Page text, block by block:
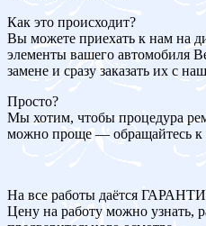
Как это происходит?
Вы можете приехать к нам на
элементы вашего автомобиля
замене и сразу заказать их с
Просто?
Мы хотим, чтобы процедура
можно проще — обращайтесь к
На все работы даётся
Цену на работу можно узнать,